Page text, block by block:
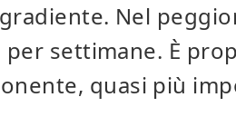
Nel
settimane. È
quasi più